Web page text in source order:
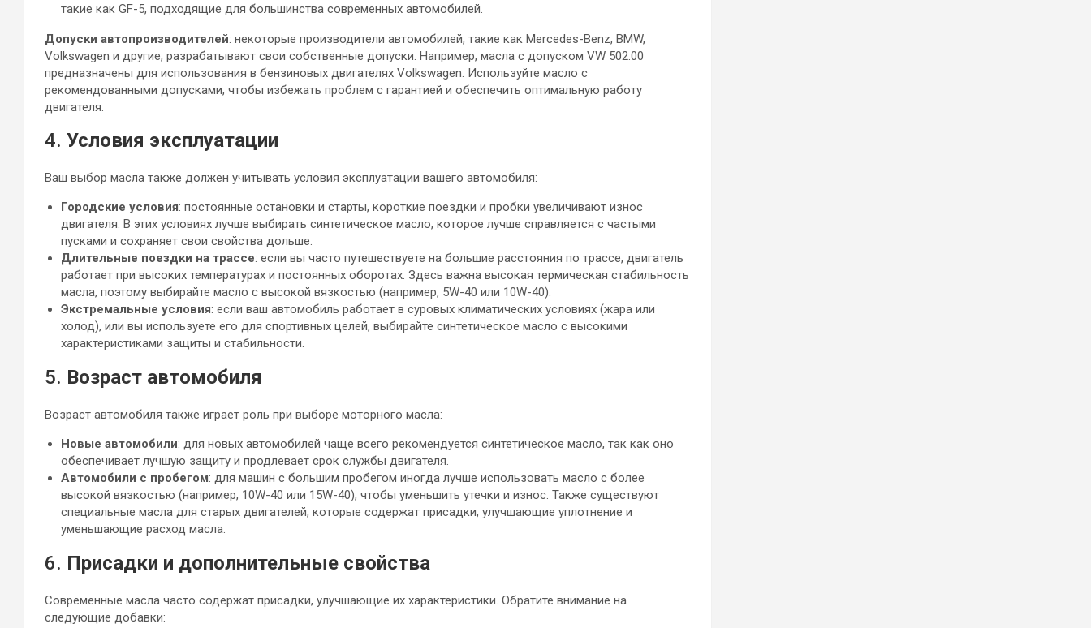
такие как GF-5, подходящие для большинства современных автомобилей.
Допуски автопроизводителей: некоторые производители автомобилей, такие как Mercedes-Benz, BMW,
Volkswagen и другие, разрабатывают свои собственные допуски. Например, масла с допуском VW 502.00
предназначены для использования в бензиновых двигателях Volkswagen. Используйте масло с
рекомендованными допусками, чтобы избежать проблем с гарантией и обеспечить оптимальную работу
двигателя.
4. Условия эксплуатации
Ваш выбор масла также должен учитывать условия эксплуатации вашего автомобиля:
Городские условия: постоянные остановки и старты, короткие поездки и пробки увеличивают износ
двигателя. В этих условиях лучше выбирать синтетическое масло, которое лучше справляется с частыми
пусками и сохраняет свои свойства дольше.
Длительные поездки на трассе: если вы часто путешествуете на большие расстояния по трассе, двигатель
работает при высоких температурах и постоянных оборотах. Здесь важна высокая термическая стабильность
масла, поэтому выбирайте масло с высокой вязкостью (например, 5W-40 или 10W-40).
Экстремальные условия: если ваш автомобиль работает в суровых климатических условиях (жара или
холод), или вы используете его для спортивных целей, выбирайте синтетическое масло с высокими
характеристиками защиты и стабильности.
5. Возраст автомобиля
Возраст автомобиля также играет роль при выборе моторного масла:
Новые автомобили: для новых автомобилей чаще всего рекомендуется синтетическое масло, так как оно
обеспечивает лучшую защиту и продлевает срок службы двигателя.
Автомобили с пробегом: для машин с большим пробегом иногда лучше использовать масло с более
высокой вязкостью (например, 10W-40 или 15W-40), чтобы уменьшить утечки и износ. Также существуют
специальные масла для старых двигателей, которые содержат присадки, улучшающие уплотнение и
уменьшающие расход масла.
6. Присадки и дополнительные свойства
Современные масла часто содержат присадки, улучшающие их характеристики. Обратите внимание на
следующие добавки: